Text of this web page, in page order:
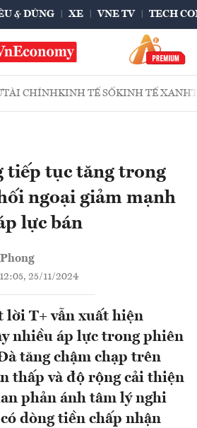
& DÙNG XE VNE TV TECH
TÀI CHÍNHKINH TẾ SỐKINH TẾ XANH
tiếp tục tăng trong
ngoại giảm mạnh
lực bán
12:05, 25/11/2024
lời T+ vẫn xuất hiện
nhiều áp lực trong phiên
tăng chậm chạp trên
thấp và độ rộng cải thiện
phản ánh tâm lý nghi
dòng tiền chấp nhận